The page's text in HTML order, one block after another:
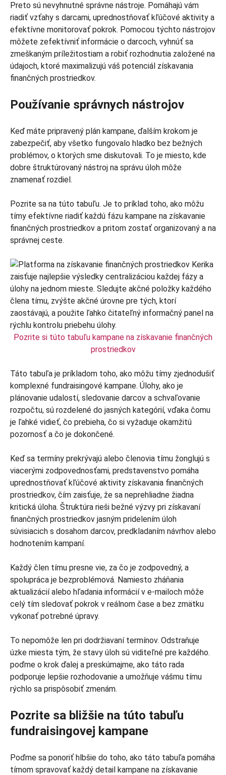
Preto sú nevyhnutné správne nástroje. Pomáhajú vám
riadiť vzťahy s darcami, uprednostňovať kľúčové aktivity a
efektívne monitorovať pokrok. Pomocou týchto nástrojov
môžete zefektívniť informácie o darcoch, vyhnúť sa
zmeškaným príležitostiam a robiť rozhodnutia založené na
údajoch, ktoré maximalizujú váš potenciál získavania
finančných prostriedkov.
Používanie správnych nástrojov
Keď máte pripravený plán kampane, ďalším krokom je
zabezpečiť, aby všetko fungovalo hladko bez bežných
problémov, o ktorých sme diskutovali. To je miesto, kde
dobre štruktúrovaný nástroj na správu úloh môže
znamenať rozdiel.
Pozrite sa na túto tabuľu. Je to príklad toho, ako môžu
tímy efektívne riadiť každú fázu kampane na získavanie
finančných prostriedkov a pritom zostať organizovaný a na
správnej ceste.
Pozrite si túto tabuľu kampane na získavanie finančných
prostriedkov
Táto tabuľa je príkladom toho, ako môžu tímy zjednodušiť
komplexné fundraisingové kampane. Úlohy, ako je
plánovanie udalostí, sledovanie darcov a schvaľovanie
rozpočtu, sú rozdelené do jasných kategórií, vďaka čomu
je ľahké vidieť, čo prebieha, čo si vyžaduje okamžitú
pozornosť a čo je dokončené.
Keď sa termíny prekrývajú alebo členovia tímu žonglujú s
viacerými zodpovednosťami, predstavenstvo pomáha
uprednostňovať kľúčové aktivity získavania finančných
prostriedkov, čím zaisťuje, že sa neprehliadne žiadna
kritická úloha. Štruktúra rieši bežné výzvy pri získavaní
finančných prostriedkov jasným pridelením úloh
súvisiacich s dosahom darcov, predkladaním návrhov alebo
hodnotením kampaní.
Každý člen tímu presne vie, za čo je zodpovedný, a
spolupráca je bezproblémová. Namiesto zháňania
aktualizácií alebo hľadania informácií v e-mailoch môže
celý tím sledovať pokrok v reálnom čase a bez zmätku
vykonať potrebné úpravy.
To nepomôže len pri dodržiavaní termínov. Odstraňuje
úzke miesta tým, že stavy úloh sú viditeľné pre každého.
poďme o krok ďalej a preskúmajme, ako táto rada
podporuje lepšie rozhodovanie a umožňuje vášmu tímu
rýchlo sa prispôsobiť zmenám.
Pozrite sa bližšie na túto tabuľu
fundraisingovej kampane
Poďme sa ponoriť hlbšie do toho, ako táto tabuľa pomáha
tímom spravovať každý detail kampane na získavanie